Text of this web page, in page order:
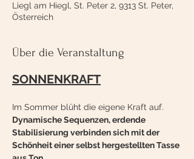
Liegl am Hiegl, St. Peter 2, 9313 St. Peter,
Österreich
Über die Veranstaltung
SONNENKRAFT
Im Sommer blüht die eigene Kraft auf.
Dynamische Sequenzen, erdende
Stabilisierung verbinden sich mit der
Schönheit einer selbst hergestellten Tasse